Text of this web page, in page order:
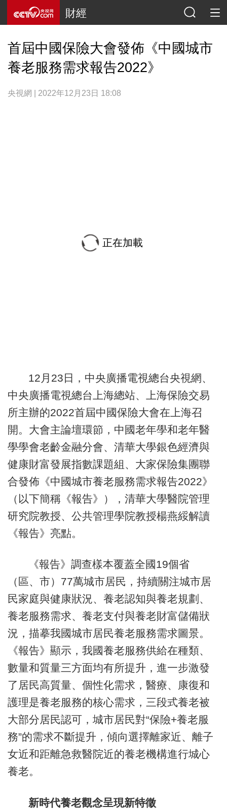
財經
首屆中國保險大會發佈《中國城市
養老服務需求報告2022》
央視網 | 2022年12月23日 18:08
正在加載
12月23日，中央廣播電視總台央視網、
中央廣播電視總台上海總站、上海保險交易
所主辦的2022首屆中國保險大會在上海召
開。大會主論壇環節，中國老年學和老年醫
學學會老齡金融分會、清華大學銀色經濟與
健康財富發展指數課題組、大家保險集團聯
合發佈《中國城市養老服務需求報告2022》
（以下簡稱《報告》），清華大學醫院管理
研究院教授、公共管理學院教授楊燕綏解讀
《報告》亮點。
《報告》調查樣本覆蓋全國19個省
（區、市）77萬城市居民，持續關注城市居
民家庭與健康狀況、養老認知與養老規劃、
養老服務需求、養老支付與養老財富儲備狀
況，描摹我國城市居民養老服務需求圖景。
《報告》顯示，我國養老服務供給在種類、
數量和質量三方面均有所提升，進一步激發
了居民高質量、個性化需求，醫療、康復和
護理是養老服務的核心需求，三段式養老被
大部分居民認可，城市居民對“保險+養老服
務”的需求不斷提升，傾向選擇離家近、離子
女近和距離急救醫院近的養老機構進行城心
養老。
新時代養老觀念呈現新特徵